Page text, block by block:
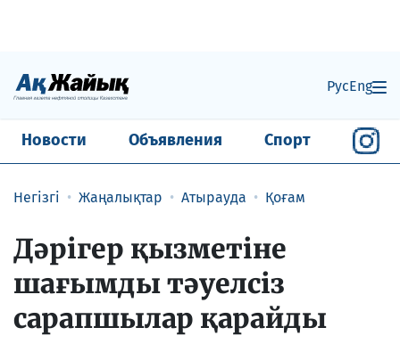
РусEng
Новости Объявления Спорт
Негізгі Жаңалықтар Атырауда Қоғам
Дәрігер қызметіне
шағымды тәуелсіз
сарапшылар қарайды